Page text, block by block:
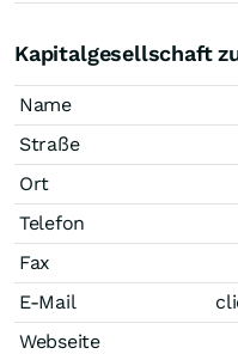
Kapitalgesellschaft
Name
Straße
Ort
Telefon
Fax
E-Mail
Webseite